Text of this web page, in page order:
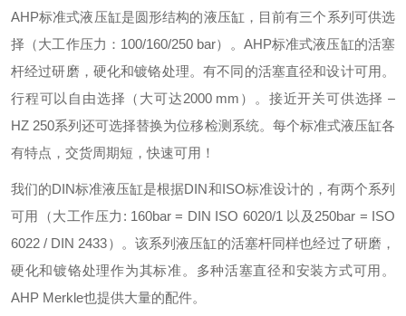
AHP标准式液压缸是圆形结构的液压缸，目前有三个系列可供选
择（大工作压力：100/160/250 bar）。AHP标准式液压缸的活塞
杆经过研磨，硬化和镀铬处理。有不同的活塞直径和设计可用。
行程可以自由选择（大可达2000 mm）。接近开关可供选择 –
HZ 250系列还可选择替换为位移检测系统。每个标准式液压缸各
有特点，交货周期短，快速可用！
我们的DIN标准液压缸是根据DIN和ISO标准设计的，有两个系列
可用（大工作压力: 160bar = DIN ISO 6020/1 以及250bar = ISO
6022 / DIN 2433）。该系列液压缸的活塞杆同样也经过了研磨，
硬化和镀铬处理作为其标准。多种活塞直径和安装方式可用。
AHP Merkle也提供大量的配件。